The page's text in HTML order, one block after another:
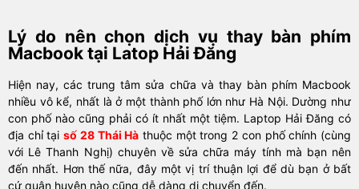
Lý do nên chọn dịch vụ thay bàn phím
Macbook tại Latop Hải Đăng
Hiện nay, các trung tâm sửa chữa và thay bàn phím Macbook
nhiều vô kể, nhất là ở một thành phố lớn như Hà Nội. Dường như
con phố nào cũng phải có ít nhất một tiệm. Laptop Hải Đăng có
địa chỉ tạisố 28 Thái Hà thuộc một trong 2 con phố chính (cùng
với Lê Thanh Nghị) chuyên về sửa chữa máy tính mà bạn nên
đến nhất. Hơn thế nữa, đây một vị trí thuận lợi để dù bạn ở bất
cứ quận huyện nào cũng dễ dàng di chuyển đến.